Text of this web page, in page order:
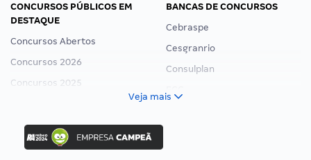
CONCURSOS PÚBLICOS EM
DESTAQUE
Concursos Abertos
Concursos 2026
Concursos 2025
Concurso Ibama
Concurso MPU
BANCAS DE CONCURSOS
Cebraspe
Cesgranrio
Consulplan
Veja mais